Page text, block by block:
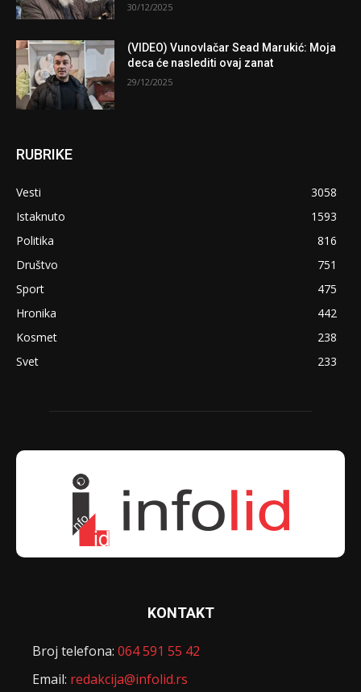
30/12/2025
(VIDEO) Vunovlačar Sead Marukić: Moja
deca će naslediti ovaj zanat
29/12/2025
RUBRIKE
Vesti
3058
Istaknuto
1593
Politika
816
Društvo
751
Sport
475
Hronika
442
Kosmet
238
Svet
233
KONTAKT
Broj telefona: 064 591 55 42
Email: redakcija@infolid.rs